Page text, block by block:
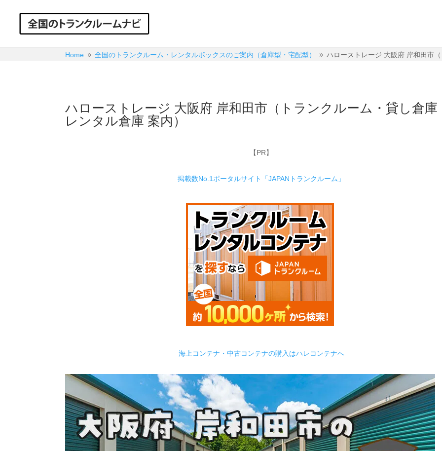
Home 9 全国のトランクルーム・レンタルボックスのご案内（倉庫型・宅配型） 9 ハローストレージ 大阪府 岸和田市
ハローストレージ 大阪府 岸和田市（トランクルーム・貸し倉庫
レンタル倉庫 案内）
【PR】
掲載数No.1ポータルサイト「JAPANトランクルーム」
海上コンテナ・中古コンテナの購入はハレコンテナへ